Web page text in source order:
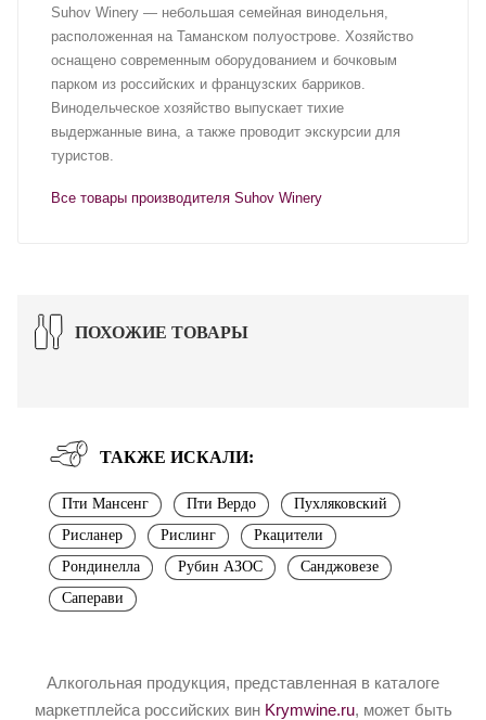
Suhov Winery — небольшая семейная винодельня,
расположенная на Таманском полуострове. Хозяйство
оснащено современным оборудованием и бочковым
парком из российских и французских барриков.
Винодельческое хозяйство выпускает тихие
выдержанные вина, а также проводит экскурсии для
туристов.
Все товары производителя Suhov Winery
ПОХОЖИЕ ТОВАРЫ
ТАКЖЕ ИСКАЛИ:
Пти Мансенг Пти Вердо
Пухляковский
Рисланер
Рислинг
Ркацители
Рондинелла
Рубин АЗОС
Санджовезе
Саперави
Алкогольная продукция, представленная в каталоге
маркетплейса российских вин Krymwine.ru, может быть